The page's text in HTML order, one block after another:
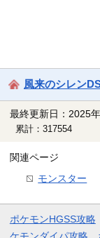
風来のシレン
最終更新日：2025
累計：317554
関連ページ
モンスター
ポケモンHGSS攻略